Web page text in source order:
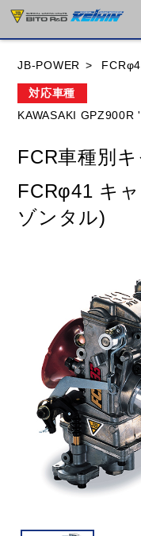
HUSQVANA
JB-POWER
対応車種
KAWASAKI
FCR車種別
FCRφ41 キ
ゾンタル)